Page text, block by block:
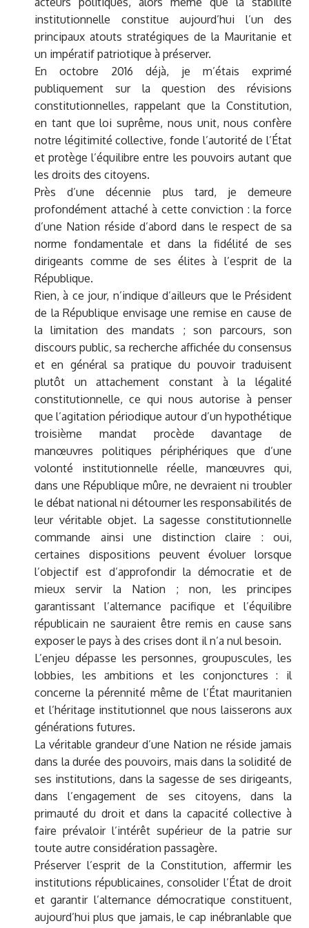
institutionnelle constitue aujourd’hui l’un des
principaux atouts stratégiques de la Mauritanie et
un impératif patriotique à préserver.
En octobre 2016 déjà, je m’étais exprimé
publiquement sur la question des révisions
constitutionnelles, rappelant que la Constitution,
en tant que loi suprême, nous unit, nous confère
notre légitimité collective, fonde l’autorité de l’État
et protège l’équilibre entre les pouvoirs autant que
les droits des citoyens.
Près d’une décennie plus tard, je demeure
profondément attaché à cette conviction : la force
d’une Nation réside d’abord dans le respect de sa
norme fondamentale et dans la fidélité de ses
dirigeants comme de ses élites à l’esprit de la
République.
Rien, à ce jour, n’indique d’ailleurs que le Président
de la République envisage une remise en cause de
la limitation des mandats ; son parcours, son
discours public, sa recherche affichée du consensus
et en général sa pratique du pouvoir traduisent
plutôt un attachement constant à la légalité
constitutionnelle, ce qui nous autorise à penser
que l’agitation périodique autour d’un hypothétique
troisième mandat procède davantage de
manœuvres politiques périphériques que d’une
volonté institutionnelle réelle, manœuvres qui,
dans une République mûre, ne devraient ni troubler
le débat national ni détourner les responsabilités de
leur véritable objet. La sagesse constitutionnelle
commande ainsi une distinction claire : oui,
certaines dispositions peuvent évoluer lorsque
l’objectif est d’approfondir la démocratie et de
mieux servir la Nation ; non, les principes
garantissant l’alternance pacifique et l’équilibre
républicain ne sauraient être remis en cause sans
exposer le pays à des crises dont il n’a nul besoin.
L’enjeu dépasse les personnes, groupuscules, les
lobbies, les ambitions et les conjonctures : il
concerne la pérennité même de l’État mauritanien
et l’héritage institutionnel que nous laisserons aux
générations futures.
La véritable grandeur d’une Nation ne réside jamais
dans la durée des pouvoirs, mais dans la solidité de
ses institutions, dans la sagesse de ses dirigeants,
dans l’engagement de ses citoyens, dans la
primauté du droit et dans la capacité collective à
faire prévaloir l’intérêt supérieur de la patrie sur
toute autre considération passagère.
Préserver l’esprit de la Constitution, affermir les
institutions républicaines, consolider l’État de droit
et garantir l’alternance démocratique constituent,
aujourd’hui plus que jamais, le cap inébranlable que